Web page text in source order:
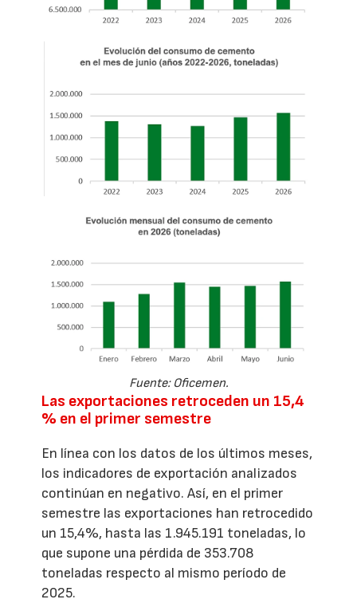
Fuente: Oficemen.
Las exportaciones retroceden un 15,4
% en el primer semestre
En línea con los datos de los últimos meses,
los indicadores de exportación analizados
continúan en negativo. Así, en el primer
semestre las exportaciones han retrocedido
un 15,4%, hasta las 1.945.191 toneladas, lo
que supone una pérdida de 353.708
toneladas respecto al mismo período de
2025.